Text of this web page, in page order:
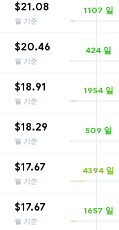
$21.08
월 기준
1107 일
$20.46
월 기준
424 일
$18.91
월 기준
1954 일
$18.29
월 기준
509 일
$17.67
월 기준
4394 일
$17.67
월 기준
1657 일